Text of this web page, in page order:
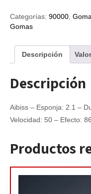
Categorías: 90000
Gomas
Descripción
Descripción
Aibiss – Esponja: 2.1 –
Velocidad: 50 – Efecto:
Productos